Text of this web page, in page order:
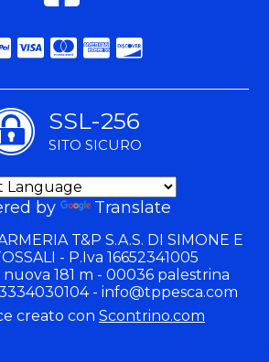
SSL-256
SITO SICURO
by Translate
T&P S.A.S. DI SIMONE E
- P.Iva 16652341005
181 m - 00036 palestrina
- info@tppesca.com
creato con Scontrino.com